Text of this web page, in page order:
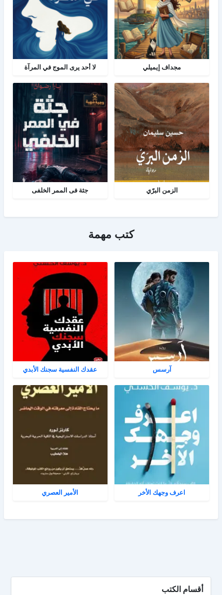
مجداف إيميلي لا أحد يرى الموج في المرآة
الزمن البرّي جثة فى الممر الخلفى
كتب مهمة
آرسس عقدك النفسية سجنك الأبدي
اعرف وجهك الأخر الأمير العصري
أقسام الكتب